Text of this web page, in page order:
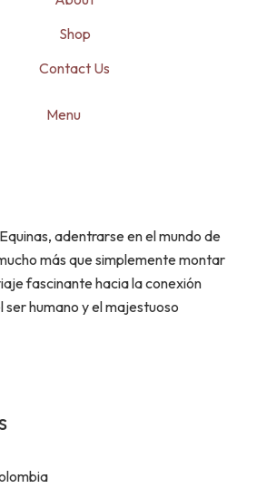
Shop
Contact Us
Menu
adentrarse en el mundo de
más que simplemente montar
fascinante hacia la conexión
humano y el majestuoso